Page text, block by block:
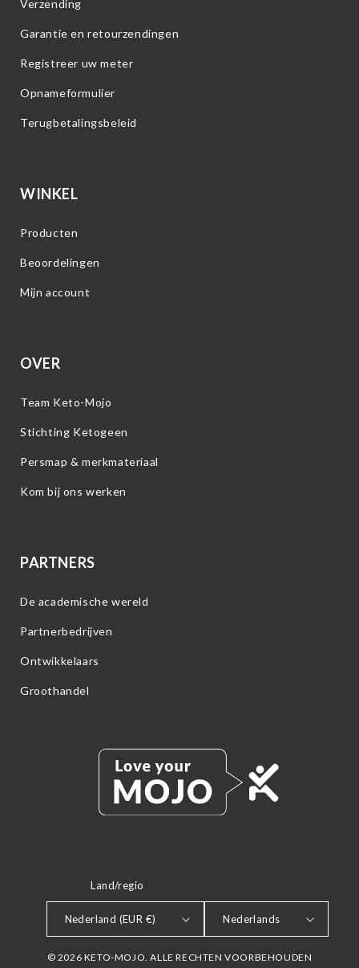
Verzending
Garantie en retourzendingen
Registreer uw meter
Opnameformulier
Terugbetalingsbeleid
WINKEL
Producten
Beoordelingen
Mijn account
OVER
Team Keto-Mojo
Stichting Ketogeen
Persmap & merkmateriaal
Kom bij ons werken
PARTNERS
De academische wereld
Partnerbedrijven
Ontwikkelaars
Groothandel
Land/regio
Nederland (EUR €) Nederlands
© 2026 KETO-MOJO. ALLE RECHTEN VOORBEHOUDEN